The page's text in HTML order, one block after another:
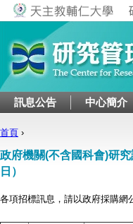
訊息公告 中心簡介
您在這裡
首頁 ›
政府機關(不含國科會)研
日）
各項招標訊息，請以政府採購網